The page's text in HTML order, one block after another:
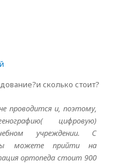
сколько стоит?
проводится и, поэтому,
цифровую)
учреждении. С
Вы можете прийти на
ортопеда стоит 900